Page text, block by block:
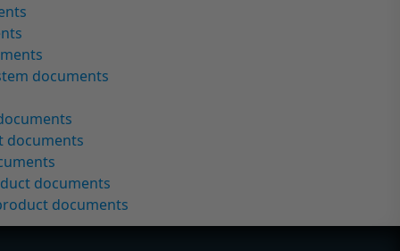
documents
documents
documents
documents